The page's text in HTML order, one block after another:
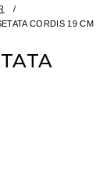
/
CORDIS 19 CM